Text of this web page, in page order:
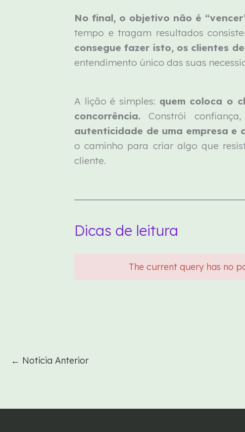
No final, o objetivo não é
tempo e tragam resultados
consegue fazer isto, os clientes
entendimento único das suas
A lição é simples: quem coloca o
concorrência. Constrói
autenticidade de uma empresa e
o caminho para criar algo que
cliente.
Dicas de leitura
The current query has no
← Notícia Anterior